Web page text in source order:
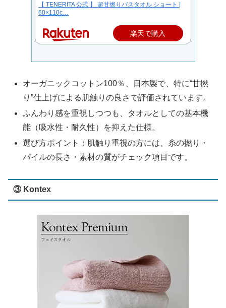
【 TENERITA 公式 】 超甘撚りバスタオル ショート |
60×110c…
楽天で購入
オーガニックコットン100％、日本製で、特に“甘撚
り”仕上げによる肌触りの良さで評価されています。
ふんわり感を重視しつつも、タオルとしての基本機
能（吸水性・耐久性）を抑えた仕様。
選び方ポイント：肌触り重視の方には、糸の撚り・
パイルの長さ・素材の質がチェック項目です。
③ Kontex